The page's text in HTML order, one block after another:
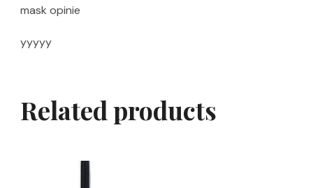
mask opinie
yyyyy
Related products